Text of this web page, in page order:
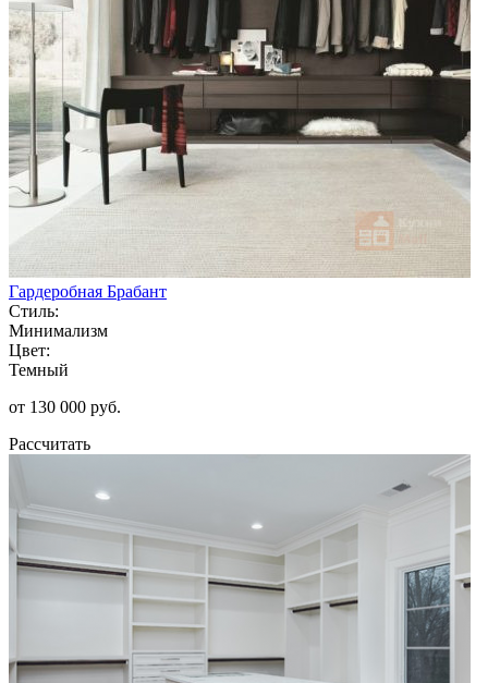
Гардеробная Брабант
Стиль:
Минимализм
Цвет:
Темный
от 130 000 руб.
Рассчитать